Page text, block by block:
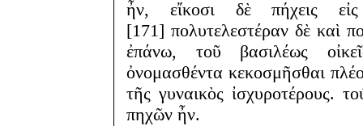
ἦν, εἴκοσι δὲ πήχεις
[171] πολυτελεστέραν δὲ καὶ
ἐπάνω, τοῦ βασιλέως
ὀνομασθέντα κεκοσμῆσθαι
τῆς γυναικὸς ἰσχυροτέρους.
πηχῶν ἦν.